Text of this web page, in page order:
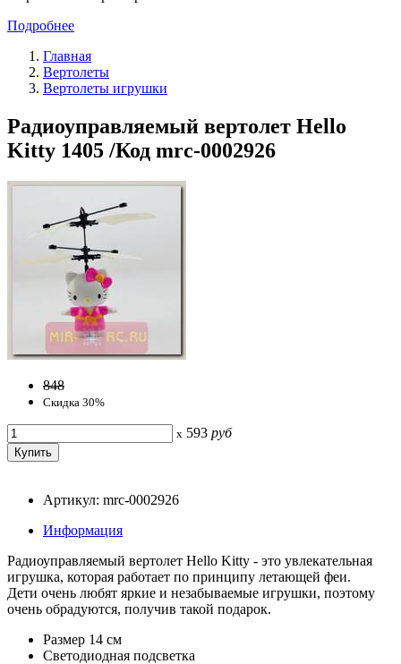
Подробнее
Главная
Вертолеты
Вертолеты игрушки
Радиоуправляемый вертолет Hello
Kitty 1405 /Код mrc-0002926
848
Скидка 30%
x 593 руб
Артикул: mrc-0002926
Информация
Радиоуправляемый вертолет Hello Kitty - это увлекательная
игрушка, которая работает по принципу летающей феи.
Дети очень любят яркие и незабываемые игрушки, поэтому
очень обрадуются, получив такой подарок.
Размер 14 см
Светодиодная подсветка